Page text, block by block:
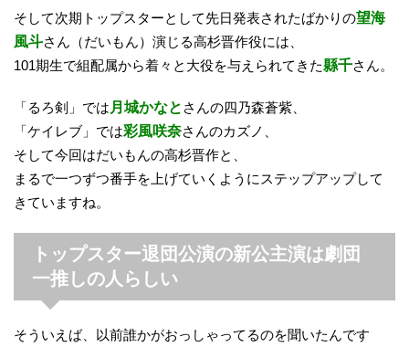
そして次期トップスターとして先日発表されたばかりの望海
風斗さん（だいもん）演じる高杉晋作役には、
101期生で組配属から着々と大役を与えられてきた縣千さん。
「るろ剣」では 月城かなと さんの四乃森蒼紫、
「ケイレブ」では彩風咲奈さんのカズノ、
そして今回はだいもんの高杉晋作と、
まるで一つずつ番手を上げていくようにステップアップして
きていますね。
トップスター退団公演の新公主演は劇団
一推しの人らしい
そういえば、以前誰かがおっしゃってるのを聞いたんです